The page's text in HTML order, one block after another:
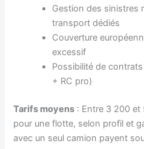
Gestion des sinistres
transport dédiés
Couverture
excessif
Possibilité de
+ RC pro)
Tarifs moyens : Entre 3 200 et
pour une flotte, selon profil et
avec un seul camion payent